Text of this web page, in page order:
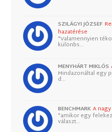
SZILÁGYI JÓZSEF
hazatérése
"Valamennyien
különbs…
MENYHÁRT MIKLÓS
Mindazonáltal egy
d…
BENCHMARK A
"amikor egy
választ…